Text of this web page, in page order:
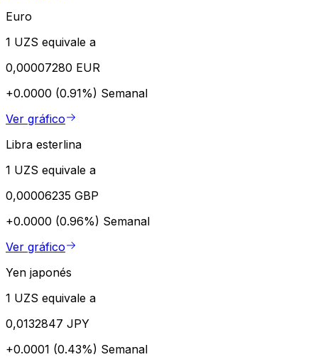
Euro
1 UZS equivale a
0,00007280 EUR
+0.0000 (0.91%) Semanal
Ver gráfico
Libra esterlina
1 UZS equivale a
0,00006235 GBP
+0.0000 (0.96%) Semanal
Ver gráfico
Yen japonés
1 UZS equivale a
0,0132847 JPY
+0.0001 (0.43%) Semanal